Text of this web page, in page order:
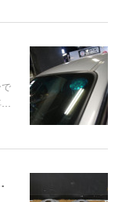
取り付け！